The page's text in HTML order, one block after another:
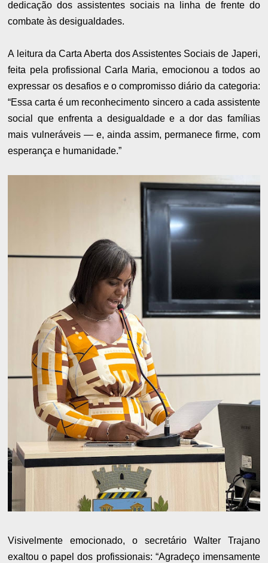
dedicação dos assistentes sociais na linha de frente do
combate às desigualdades.
A leitura da Carta Aberta dos Assistentes Sociais de Japeri,
feita pela profissional Carla Maria, emocionou a todos ao
expressar os desafios e o compromisso diário da categoria:
“Essa carta é um reconhecimento sincero a cada assistente
social que enfrenta a desigualdade e a dor das famílias
mais vulneráveis — e, ainda assim, permanece firme, com
esperança e humanidade.”
Visivelmente emocionado, o secretário Walter Trajano
exaltou o papel dos profissionais: “Agradeço imensamente